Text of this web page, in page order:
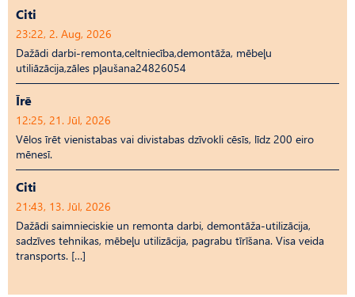
Citi
23:22, 2. Aug, 2026
Dažādi darbi-remonta,celtniecība,demontāža, mēbeļu
utiliāzācija,zāles pļaušana24826054
Īrē
12:25, 21. Jūl, 2026
Vēlos īrēt vienistabas vai divistabas dzīvokli cēsīs, līdz 200 eiro
mēnesī.
Citi
21:43, 13. Jūl, 2026
Dažādi saimnieciskie un remonta darbi, demontāža-utilizācija,
sadzīves tehnikas, mēbeļu utilizācija, pagrabu tīrīšana. Visa veida
transports. […]